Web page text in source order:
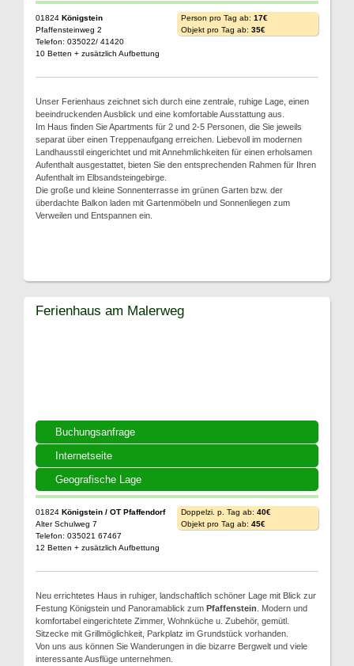
01824 Königstein
Pfaffensteinweg 2
Telefon: 035022/ 41420
10 Betten + zusätzlich Aufbettung
Person pro Tag ab: 17€
Objekt pro Tag ab: 35€
Unser Ferienhaus zeichnet sich durch eine zentrale, ruhige Lage, einen
beeindruckenden Ausblick und eine komfortable Ausstattung aus.
Im Haus finden Sie Apartments für 2 und 2-5 Personen, die Sie jeweils
separat über einen Treppenaufgang erreichen. Liebevoll im modernen
Landhausstil eingerichtet und mit Annehmlichkeiten für einen erholsamen
Aufenthalt ausgestattet, bieten Sie den entsprechenden Rahmen für Ihren
Aufenthalt im Elbsandsteingebirge.
Die große und kleine Sonnenterrasse im grünen Garten bzw. der
überdachte Balkon laden mit Gartenmöbeln und Sonnenliegen zum
Verweilen und Entspannen ein.
Buchungsanfrage
Internetseite
Geografische Lage
Ferienhaus am Malerweg
01824 Königstein / OT Pfaffendorf
Alter Schulweg 7
Telefon: 035021 67467
12 Betten + zusätzlich Aufbettung
Doppelzi. p. Tag ab: 40€
Objekt pro Tag ab: 45€
Neu errichtetes Haus in ruhiger, landschaftlich schöner Lage mit Blick zur
Festung Königstein und Panoramablick zum Pfaffenstein . Modern und
komfortabel eingerichtete Zimmer, Wohnküche u. Zubehör, gemütl.
Sitzecke mit Grillmöglichkeit, Parkplatz im Grundstück vorhanden.
Von uns aus können Sie Wanderungen in die bizarre Bergwelt und viele
interessante Ausflüge unternehmen.